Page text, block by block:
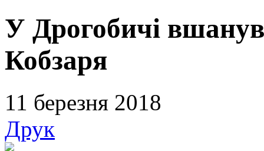
У Дрогобичі
Кобзаря
11 березня 2018
Друк